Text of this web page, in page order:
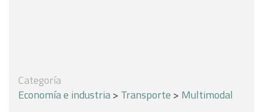
Categoría
Economía e industria> Transporte > Multimodal